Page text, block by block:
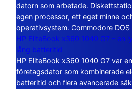
datorn som arbetade.
egen processor, ett eget minne
operativsystem. Commodore
HP EliteBook x360 1040 G7 – en
lång batteritid
HP EliteBook x360 1040 G7 var
företagsdator som kombinerade
batteritid och flera avancerade